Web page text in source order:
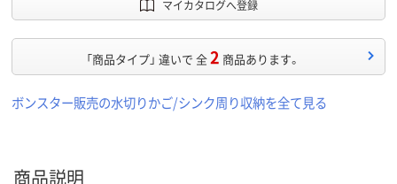
マイカタログへ登録
「商品タイプ」 違いで 全2 商品あります。
ボンスター販売の水切りかご/シンク周り収納を全て見る
商品説明